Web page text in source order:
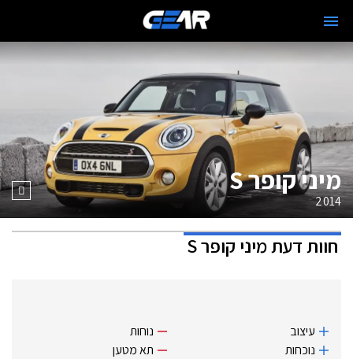
מיני קופר S
2014
חוות דעתמיני קופר S
עיצוב
נוכחות
נוחות
תא מטען